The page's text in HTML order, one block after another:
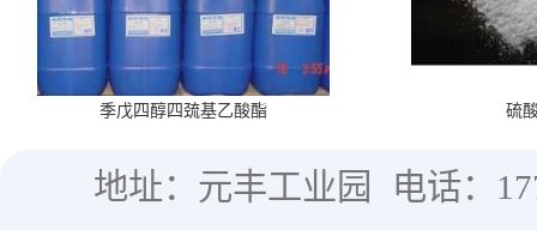
季戊四醇四巯基乙酸酯 硫
地址：元丰工业园 电话：